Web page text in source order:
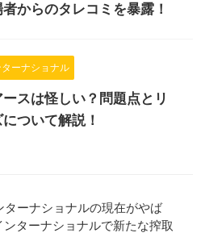
からのタレコミを暴露！
ーナショナル
ースは怪しい？問題点とリ
ついて解説！
ターナショナルの現在がやば
ンターナショナルで新たな搾取